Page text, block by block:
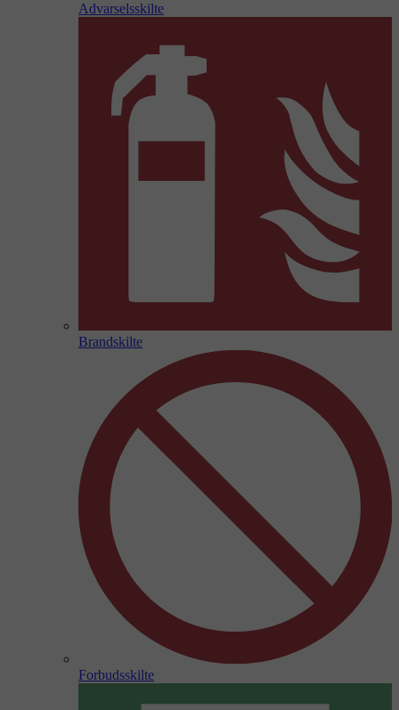
Advarselsskilte
Brandskilte
Forbudsskilte